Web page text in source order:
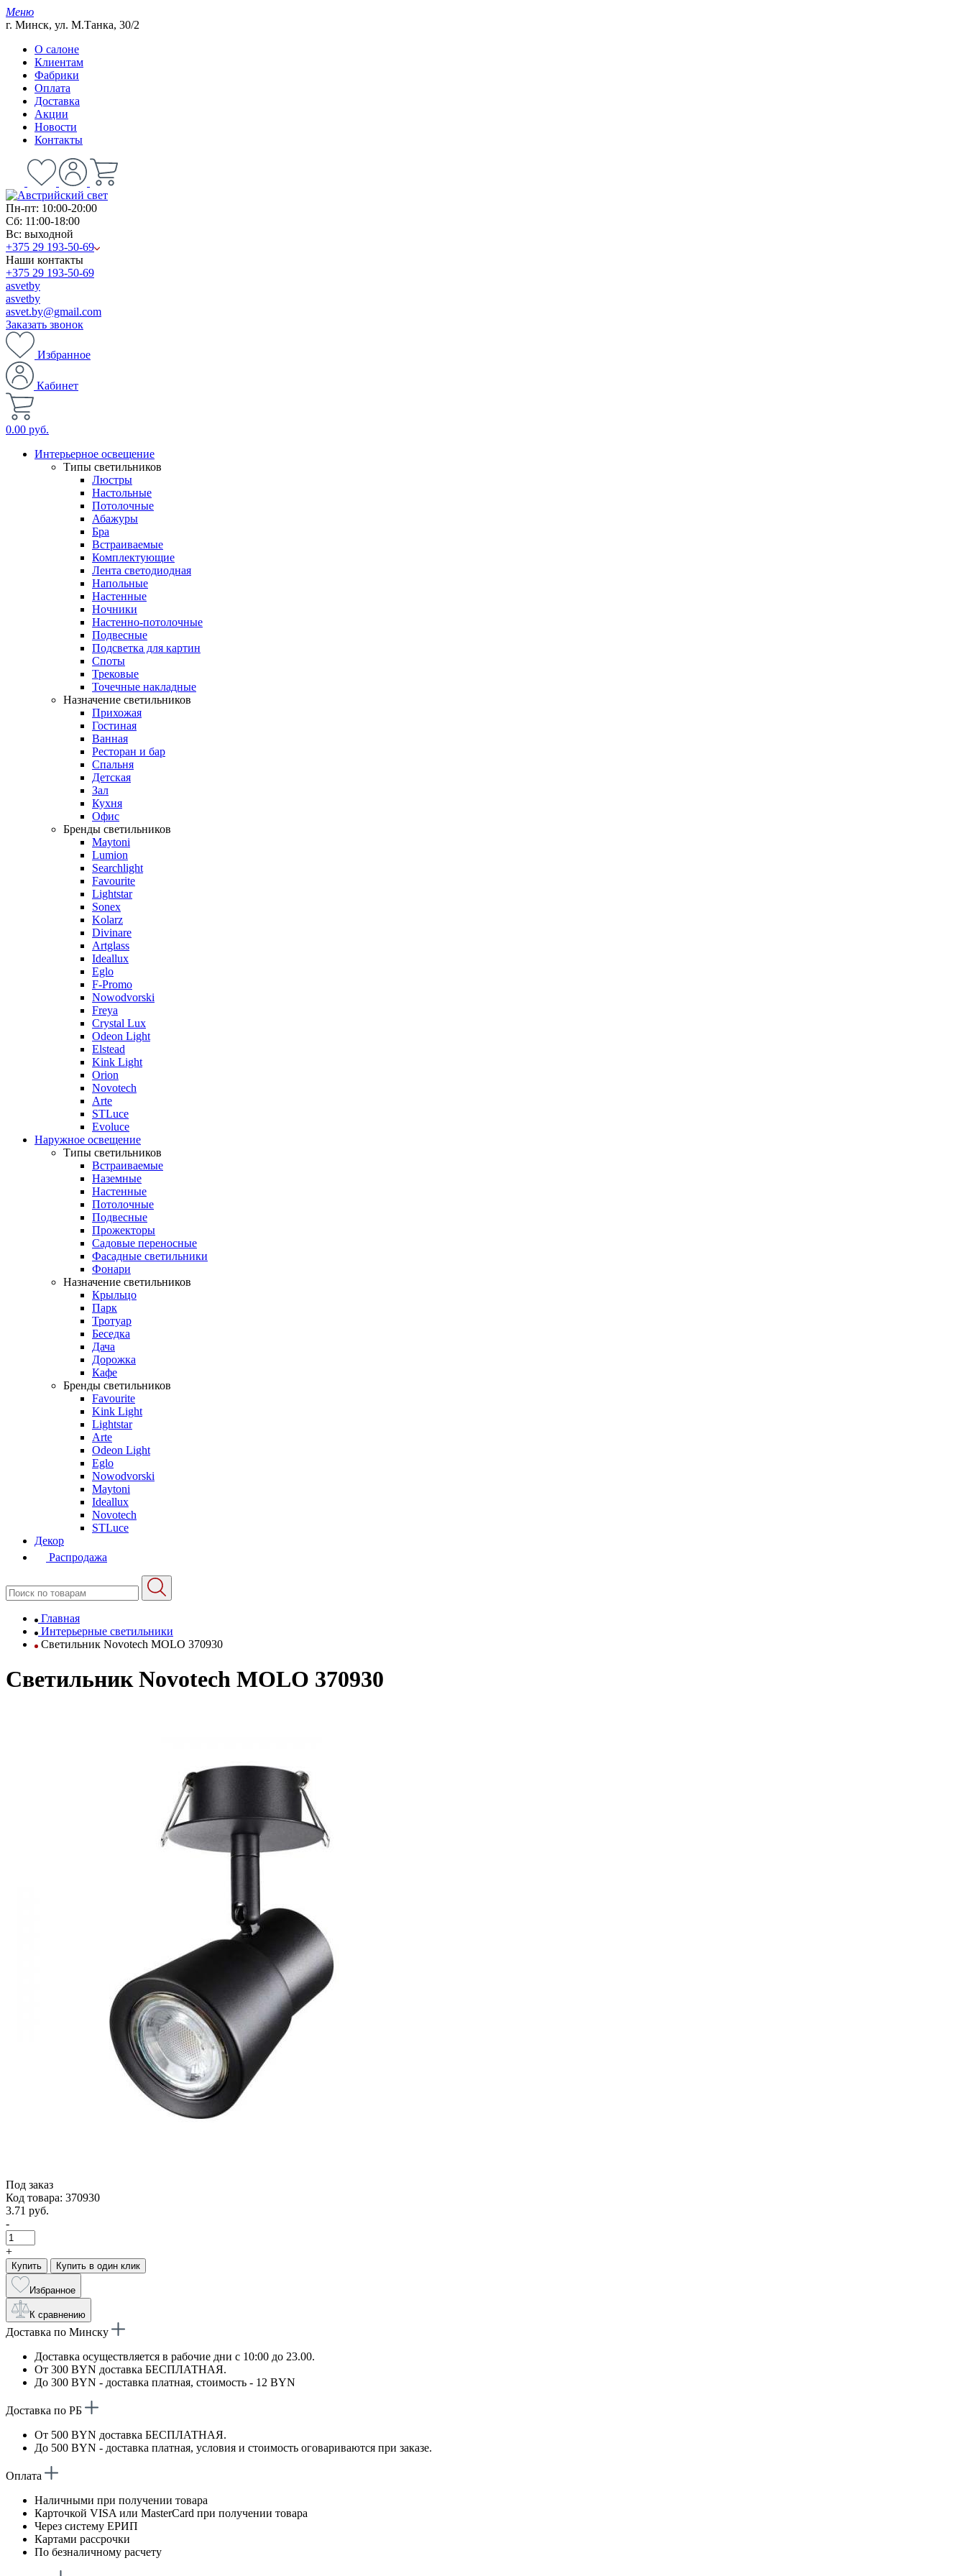
Меню
г. Минск, ул. М.Танка, 30/2
О салоне
Клиентам
Фабрики
Оплата
Доставка
Акции
Новости
Контакты
Пн-пт: 10:00-20:00
Сб: 11:00-18:00
Вс: выходной
+375 29 193-50-69
Наши контакты
+375 29 193-50-69
asvetby
asvetby
asvet.by@gmail.com
Заказать звонок
Избранное
Кабинет
0.00 руб.
Интерьерное освещение
Типы светильников
Люстры
Настольные
Потолочные
Абажуры
Бра
Встраиваемые
Комплектующие
Лента светодиодная
Напольные
Настенные
Ночники
Настенно-потолочные
Подвесные
Подсветка для картин
Споты
Трековые
Точечные накладные
Назначение светильников
Прихожая
Гостиная
Ванная
Ресторан и бар
Спальня
Детская
Зал
Кухня
Офис
Бренды светильников
Maytoni
Lumion
Searchlight
Favourite
Lightstar
Sonex
Kolarz
Divinare
Artglass
Ideallux
Eglo
F-Promo
Nowodvorski
Freya
Crystal Lux
Odeon Light
Elstead
Kink Light
Orion
Novotech
Arte
STLuce
Evoluce
Наружное освещение
Типы светильников
Встраиваемые
Наземные
Настенные
Потолочные
Подвесные
Прожекторы
Садовые переносные
Фасадные светильники
Фонари
Назначение светильников
Крыльцо
Парк
Тротуар
Беседка
Дача
Дорожка
Кафе
Бренды светильников
Favourite
Kink Light
Lightstar
Arte
Odeon Light
Eglo
Nowodvorski
Maytoni
Ideallux
Novotech
STLuce
Декор
Распродажа
Главная
Интерьерные светильники
Светильник Novotech MOLO 370930
Светильник Novotech MOLO 370930
Под заказ
Код товара: 370930
3.71 руб.
-
+
Купить Купить в один клик
Избранное
К сравнению
Доставка по Минску
Доставка осуществляется в рабочие дни с 10:00 до 23.00.
От 300 BYN доставка БЕСПЛАТНАЯ.
До 300 BYN - доставка платная, стоимость - 12 BYN
Доставка по РБ
От 500 BYN доставка БЕСПЛАТНАЯ.
До 500 BYN - доставка платная, условия и стоимость оговариваются при заказе.
Оплата
Наличными при получении товара
Карточкой VISA или MasterCard при получении товара
Через систему ЕРИП
Картами рассрочки
По безналичному расчету